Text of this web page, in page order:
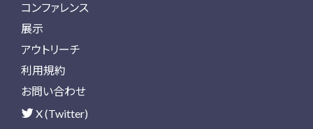
コンファレンス
展示
アウトリーチ
利用規約
お問い合わせ
X (Twitter)